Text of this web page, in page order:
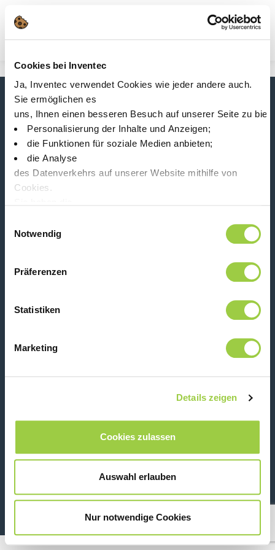
Cookies bei Inventec
Ja, Inventec verwendet Cookies wie jeder andere auch.
Sie ermöglichen es
uns, Ihnen einen besseren Besuch auf unserer Seite zu
Personalisierung der Inhalte und Anzeigen;
die Funktionen für soziale Medien anbieten;
die Analyse
des Datenverkehrs auf unserer Website mithilfe von
Cookies.
Keine Panik, Sie können Ihre Auswahl auch jederzeit auf
Notwendig
Präferenzen
Statistiken
Marketing
Details zeigen
Cookies zulassen
Auswahl erlauben
Nur notwendige Cookies
Suche
Start
Product Product Category
Präzisionsreinigungsflüssigkeiten
Neuigkeiten, Dienstleistungen, Produkte,...
Bleiben Sie mit unserem Newsletter in Verbindung!
Folge uns auf:
26 Rue des Coulons - 94360 Bry-sur-Marne - France
Rechtliche Informationen & Datenschutzhinweis